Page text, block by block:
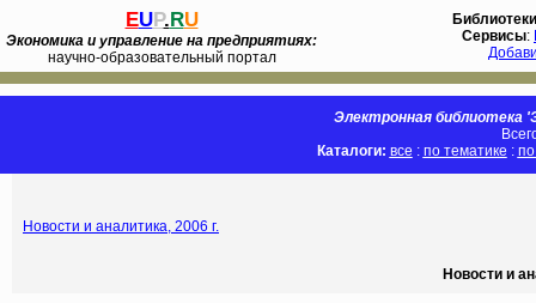
EUP.RU
Экономика и управление на предприятиях:
научно-образовательный портал
Библиотеки
Сервисы:
Электронная библиотека
Каталоги: все : по тематике :
Новости и аналитика, 2006 г.
Новости и